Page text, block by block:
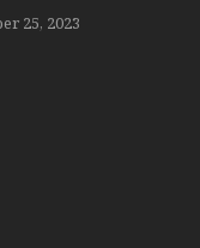
25, 2023